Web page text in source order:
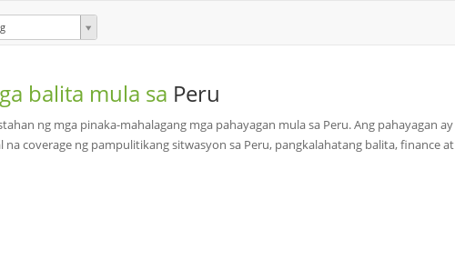
balita mula sa Peru
ng mga pinaka-mahalagang mga pahayagan mula sa Peru. Ang pahayagan ay
coverage ng pampulitikang sitwasyon sa Peru, pangkalahatang balita, finance at